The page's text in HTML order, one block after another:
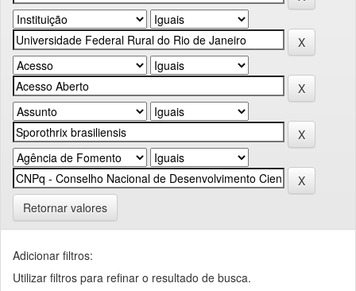
Retornar valores
Adicionar filtros:
Utilizar filtros para refinar o resultado de busca.